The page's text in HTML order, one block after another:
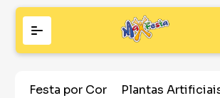
Festa por Cor Plantas